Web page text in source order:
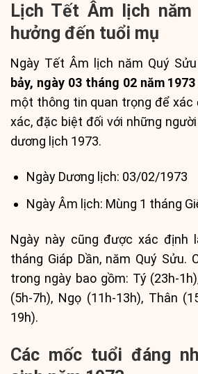
Lịch Tết Âm lịch năm
hưởng đến tuổi mụ
Ngày Tết Âm lịch năm Quý
bảy, ngày 03 tháng 02 năm
một thông tin quan trọng để xác
xác, đặc biệt đối với những
dương lịch 1973.
Ngày Dương lịch: 03/02/1973
Ngày Âm lịch: Mùng 1 tháng
Ngày này cũng được xác định
tháng Giáp Dần, năm Quý Sửu.
trong ngày bao gồm: Tý (23h-
(5h-7h), Ngọ (11h-13h), Thân
19h).
Các mốc tuổi đáng